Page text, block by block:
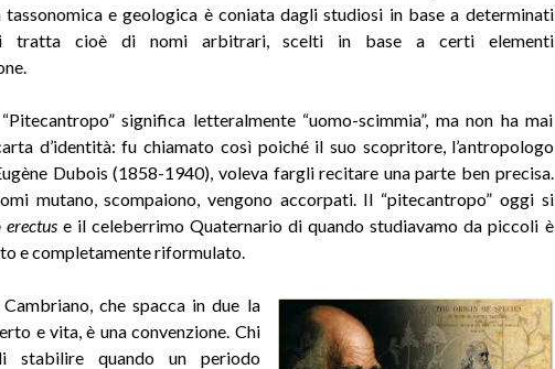
tassonomica e geologica è coniata dagli studiosi in base a determinati
tratta cioè di nomi arbitrari, scelti in base a certi elementi
significa letteralmente “uomo-scimmia”, ma non ha mai
d’identità: fu chiamato così poiché il suo scopritore, l’antropologo
Dubois (1858-1940), voleva fargli recitare una parte ben precisa.
mutano, scompaiono, vengono accorpati. Il “pitecantropo” oggi si
erectuse il celeberrimo Quaternario di quando studiavamo da piccoli è
e completamente riformulato.
che spacca in due la
e vita, è una convenzione. Chi
stabilire quando un periodo